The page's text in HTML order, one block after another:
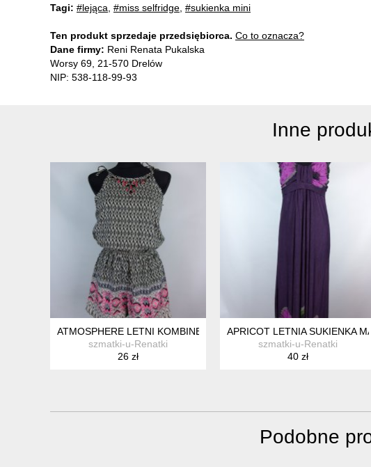
Tagi: #lejąca #miss selfridge #sukienka mini
Ten produkt sprzedaje przedsiębiorca. Co to oznacza?
Dane firmy: Reni Renata Pukalska
Worsy 69, 21-570 Drelów
NIP: 538-118-99-93
Inne
ATMOSPHERE LETNI KOMBINEZON SZORTY 8 / 34
szmatki-u-Renatki
26 zł
APRICOT LETNIA SUKIENKA
szmatki-u-Renatki
40 zł
Podobne